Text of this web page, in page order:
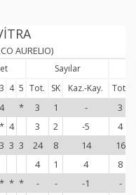
AURELIO)
Sayılar
3 4 5 Tot. SK Kaz.-Kay. Tot.
4 * 3 1 - 3
* 4 3 2 -5 4
3 3 3 24 8 14 16
4 1 4 8
* * * - - -1 -